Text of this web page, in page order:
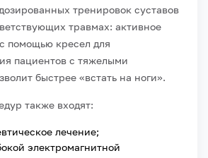
тренировок суставов
травмах: активное
помощью кресел для
пациентов с тяжелыми
быстрее «встать на ноги».
также входят:
лечение;
электромагнитной